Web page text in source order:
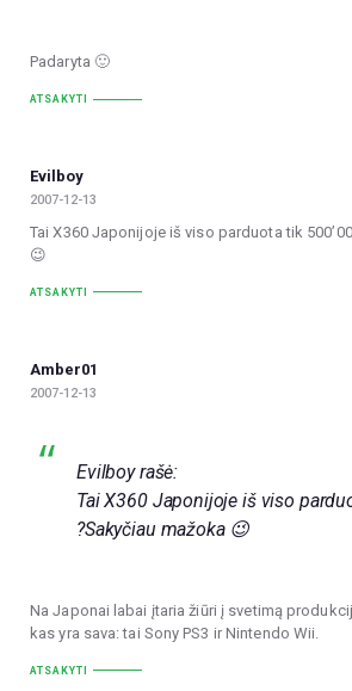
Padaryta 🙂
ATSAKYTI
Evilboy
2007-12-13
Tai X360 Japonijoje iš viso parduota tik
😉
ATSAKYTI
Amber01
2007-12-13
Evilboy rašė:
Tai X360 Japonijoje iš viso
?Sakyčiau mažoka 😉
Na Japonai labai įtaria žiūri į svetimą
kas yra sava: tai Sony PS3 ir Nintendo Wii.
ATSAKYTI